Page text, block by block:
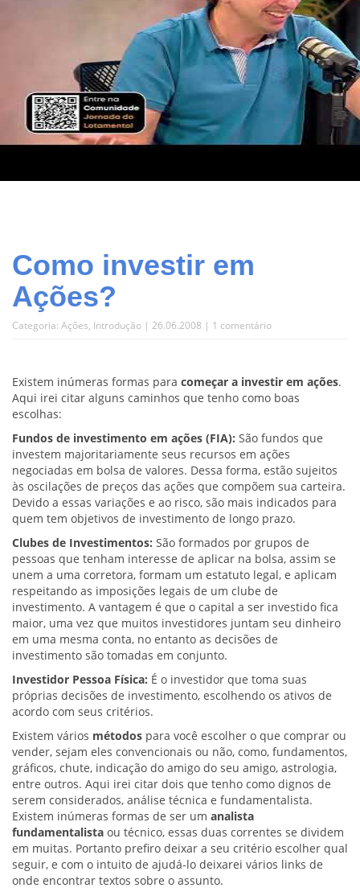
Como investir em
Ações?
Categoria: Ações, Introdução | 26.06.2008 | 1 comentário
Existem inúmeras formas para começar a investir em ações.
Aqui irei citar alguns caminhos que tenho como boas
escolhas:
Fundos de investimento em ações (FIA): São fundos que
investem majoritariamente seus recursos em ações
negociadas em bolsa de valores. Dessa forma, estão sujeitos
às oscilações de preços das ações que compõem sua carteira.
Devido a essas variações e ao risco, são mais indicados para
quem tem objetivos de investimento de longo prazo.
Clubes de Investimentos: São formados por grupos de
pessoas que tenham interesse de aplicar na bolsa, assim se
unem a uma corretora, formam um estatuto legal, e aplicam
respeitando as imposições legais de um clube de
investimento. A vantagem é que o capital a ser investido fica
maior, uma vez que muitos investidores juntam seu dinheiro
em uma mesma conta, no entanto as decisões de
investimento são tomadas em conjunto.
Investidor Pessoa Física: É o investidor que toma suas
próprias decisões de investimento, escolhendo os ativos de
acordo com seus critérios.
Existem vários métodos para você escolher o que comprar ou
vender, sejam eles convencionais ou não, como, fundamentos,
gráficos, chute, indicação do amigo do seu amigo, astrologia,
entre outros. Aqui irei citar dois que tenho como dignos de
serem considerados, análise técnica e fundamentalista.
Existem inúmeras formas de ser um analista
fundamentalista ou técnico, essas duas correntes se dividem
em muitas. Portanto prefiro deixar a seu critério escolher qual
seguir, e com o intuito de ajudá-lo deixarei vários links de
onde encontrar textos sobre o assunto.